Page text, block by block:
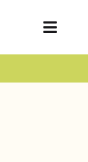
Toggle